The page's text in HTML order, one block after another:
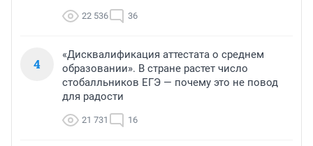
22 536 36
4
«Дисквалификация аттестата о среднем
образовании». В стране растет число
стобалльников ЕГЭ — почему это не повод
для радости
21 731 16